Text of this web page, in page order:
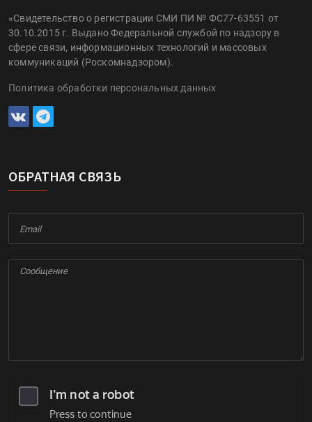
«Свидетельство о регистрации СМИ ПИ № ФС77-63551 от
30.10.2015 г. Выдано Федеральной службой по надзору в
сфере связи, информационных технологий и массовых
коммуникаций (Роскомнадзором).
Политика обработки персональных данных
ОБРАТНАЯ СВЯЗЬ